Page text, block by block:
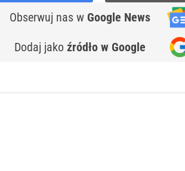
Obserwuj nas w Google News
Dodaj jako źródło w Google